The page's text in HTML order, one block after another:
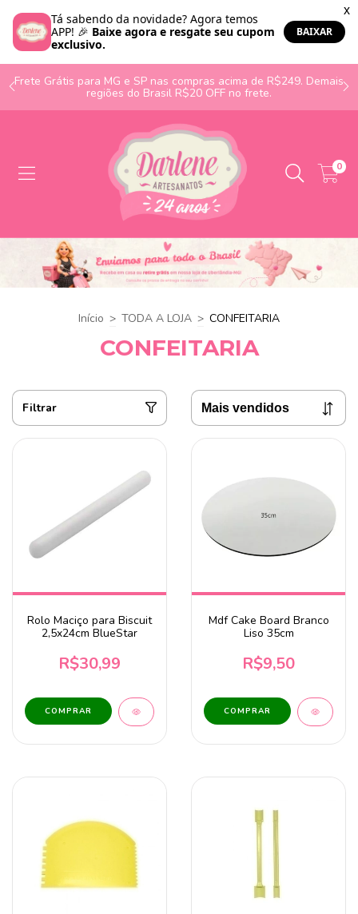
Frete Grátis para MG e SP nas compras acima de R$249. Demais
regiões do Brasil R$20 OFF no frete.
0
Início > TODA A LOJA > CONFEITARIA
CONFEITARIA
Filtrar
Rolo Maciço para Biscuit
2,5x24cm BlueStar
R$30,99
Mdf Cake Board Branco
Liso 35cm
R$9,50